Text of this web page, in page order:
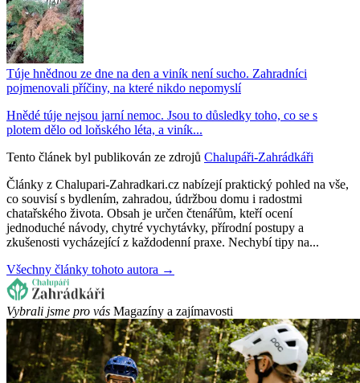
Túje hnědnou ze dne na den a viník není sucho. Zahradníci
pojmenovali příčiny, na které nikdo nepomyslí
Hnědé túje nejsou jarní nemoc. Jsou to důsledky toho, co se s
plotem dělo od loňského léta, a viník...
Tento článek byl publikován ze zdrojů Chalupáři-Zahrádkáři
Články z Chalupari-Zahradkari.cz nabízejí praktický pohled na vše,
co souvisí s bydlením, zahradou, údržbou domu i radostmi
chatařského života. Obsah je určen čtenářům, kteří ocení
jednoduché návody, chytré vychytávky, přírodní postupy a
zkušenosti vycházející z každodenní praxe. Nechybí tipy na...
Všechny články tohoto autora →
Vybrali jsme pro vás Magazíny a zajímavosti